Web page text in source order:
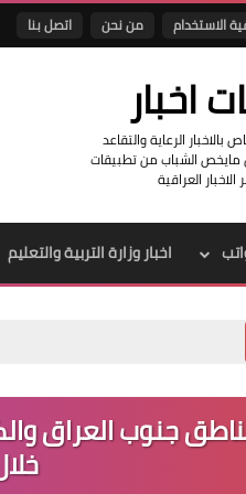
الاستخدام من نحن اتصل بنا
الرعاية والتقاعد
مايخص الشباب من تطبيقات
العراقية
اخبار وزارة التربية والتعليم
جنوب العراق